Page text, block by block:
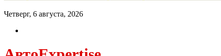
Четверг, 6 августа, 2026